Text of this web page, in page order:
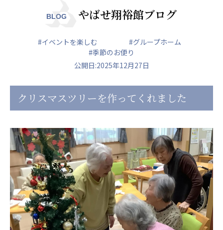
社会福祉法人長寿の森
株式会社 サンガジャパン
株式会社Genkiリレーションズ
一般社団法人 日本高齢者福祉協会
株式会社 爽やかな風沖縄
爽やかな風 中部エリア
爽やかな風 那覇エリア
株式会社 鷹揚館
鷹揚館
社会福祉法人 共生会
特別養護老人ホーム 共生の家
株式会社 アジアメデカ元気事業団
BLOG やばせ翔裕館ブログ
#イベントを楽しむ
#グループホーム
#季節のお便り
公開日:2025年12月27日
クリスマスツリーを作ってくれました